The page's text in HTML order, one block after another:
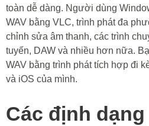
toàn dễ dàng. Người dùng
WAV bằng VLC, trình phát đa
chỉnh sửa âm thanh, các trình
tuyến, DAW và nhiều hơn nữa.
WAV bằng trình phát tích hợp đi
và iOS của mình.
Các định